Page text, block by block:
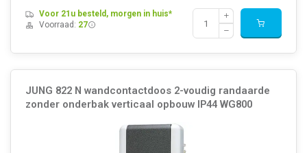
Voor 21u besteld, morgen in huis*
Voorraad: 27
JUNG 822 N wandcontactdoos 2-voudig randaarde
zonder onderbak verticaal opbouw IP44 WG800